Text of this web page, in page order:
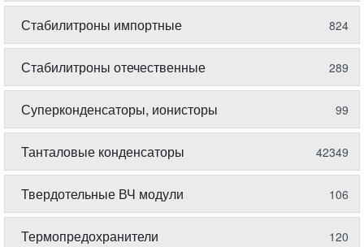
Стабилитроны импортные 824
Стабилитроны отечественные 289
Суперконденсаторы, ионисторы 99
Танталовые конденсаторы 42349
Твердотельные ВЧ модули 106
Термопредохранители 120